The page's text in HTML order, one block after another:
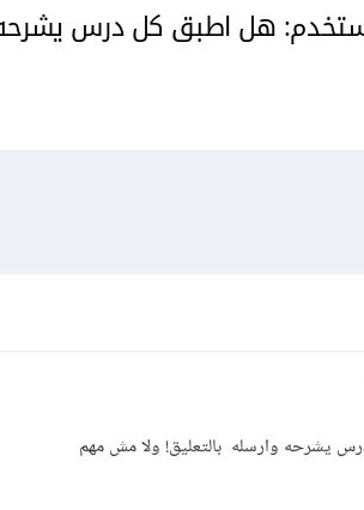
هل اطبق كل درس يشرحه
يشرحه وارسله بالتعليق! ولا مش مهم